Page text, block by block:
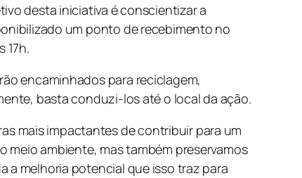
desta iniciativa é conscientizar a
um ponto de recebimento no
17h.
encaminhados para reciclagem,
basta conduzi-los até o local da ação.
mais impactantes de contribuir para um
meio ambiente, mas também preservamos
a melhoria potencial que isso traz para